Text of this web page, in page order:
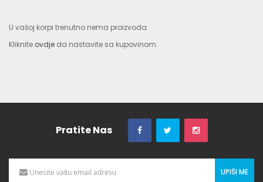
U vašoj korpi trenutno nema proizvoda.
Kliknite ovdje da nastavite sa kupovinom.
Pratite Nas
UPIŠI ME